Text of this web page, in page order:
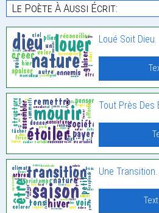
Le Poète À Aussi Écrit:
Loué Soit Dieu.
Tout Près Des
Une Transition.